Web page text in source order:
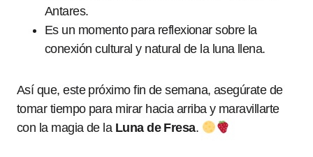
Antares.
Es un momento para reflexionar sobre la
conexión cultural y natural de la luna llena.
Así que, este próximo fin de semana, asegúrate de
tomar tiempo para mirar hacia arriba y maravillarte
con la magia de la Luna de Fresa.